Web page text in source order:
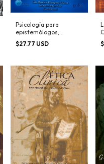
Psicología para
epistemólogos,
epistemología para
psicólogos
$27.77 USD